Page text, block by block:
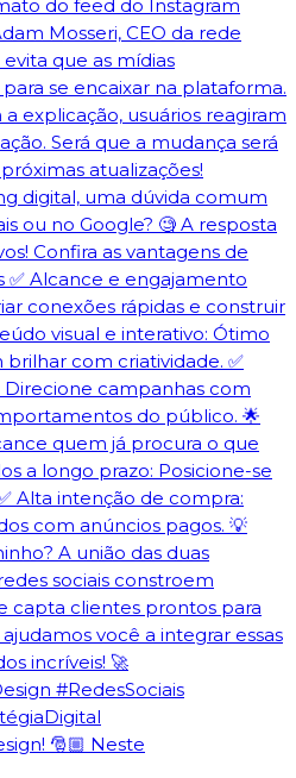
🎅🏼 Neste